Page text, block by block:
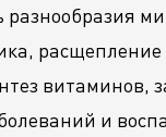
разнообразия
расщепление
витаминов,
и